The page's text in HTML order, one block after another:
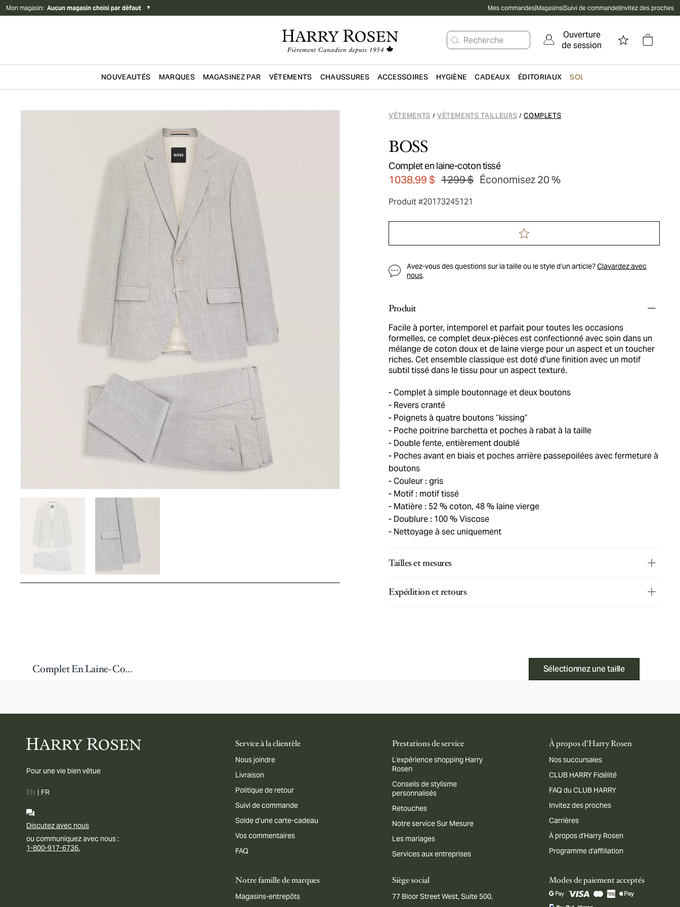
Mon magasin: Aucun magasin choisi par défaut ▼ Mes commandes|Magasins|Suivi de commande|Invitez des proches
Recherche
Ouverture
de session
Passer au contenu principal
NOUVEAUTÉS MARQUES MAGASINEZ PAR VÊTEMENTS CHAUSSURES ACCESSOIRES HYGIÈNE CADEAUX ÉDITORIAUX SOLDES
VÊTEMENTS / VÊTEMENTS TAILLEURS / COMPLETS
BOSS
Complet en laine-coton tissé
1038,99 $ 1299 $ Économisez 20 %
Produit #20173245121
Avez-vous des questions sur la taille ou le style d’un article?Clavardez avec
nous.
Produit
Facile à porter, intemporel et parfait pour toutes les occasions
formelles, ce complet deux-pièces est confectionné avec soin dans un
mélange de coton doux et de laine vierge pour un aspect et un toucher
riches. Cet ensemble classique est doté d'une finition avec un motif
subtil tissé dans le tissu pour un aspect texturé.
Complet à simple boutonnage et deux boutons
Revers cranté
Poignets à quatre boutons “kissing”
Poche poitrine barchetta et poches à rabat à la taille
Double fente, entièrement doublé
Poches avant en biais et poches arrière passepoilées avec fermeture à
boutons
Couleur : gris
Motif : motif tissé
Matière : 52 % coton, 48 % laine vierge
Doublure : 100 % Viscose
Nettoyage à sec uniquement
Tailles et mesures
Expédition et retours
Complet En Laine-Coton Tissé Sélectionnez une taille
Pour une vie bien vêtue
EN | FR
Discutez avec nous
ou communiquez avec nous :
1-800-917-6736.
Service à la clientèle
Nous joindre
Livraison
Politique de retour
Suivi de commande
Solde d’une carte-cadeau
Vos commentaires
FAQ
Prestations de service
L’expérience shopping Harry
Rosen
Conseils de stylisme
personnalisés
Retouches
Notre service Sur Mesure
Les mariages
Services aux entreprises
À propos d'Harry Rosen
Nos succursales
CLUB HARRY Fidélité
FAQ du CLUB HARRY
Invitez des proches
Carrières
À propos d'Harry Rosen
Programme d'affiliation
Notre famille de marques
Magasins-entrepôts
Siège social
77 Bloor Street West, Suite 500,
Modes de paiement acceptés